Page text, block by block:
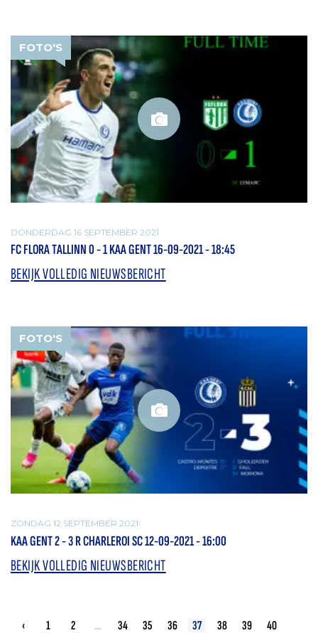
FOTO'S
DONDERDAG 16 SEPTEMBER 2021
FC FLORA TALLINN 0 - 1 KAA GENT 16-09-2021 - 18:45
BEKIJK VOLLEDIG NIEUWSBERICHT
FOTO'S
ZONDAG 12 SEPTEMBER 2021
KAA GENT 2 - 3 R CHARLEROI SC 12-09-2021 - 16:00
BEKIJK VOLLEDIG NIEUWSBERICHT
‹ 1 2 ... 34 35 36 37 38 39
40